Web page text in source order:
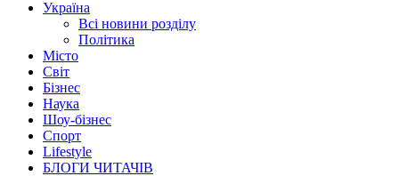
Україна
Всі новини розділу
Політика
Місто
Світ
Бізнес
Наука
Шоу-бізнес
Спорт
Lifestyle
БЛОГИ ЧИТАЧІВ